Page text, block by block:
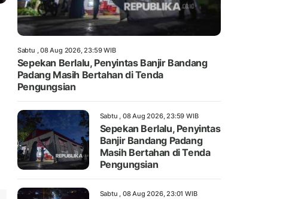
Sabtu , 08 Aug 2026, 23:59 WIB
Sepekan Berlalu, Penyintas Banjir Bandang
Padang Masih Bertahan di Tenda
Pengungsian
Sabtu , 08 Aug 2026, 23:59 WIB
Sepekan Berlalu, Penyintas
Banjir Bandang Padang
Masih Bertahan di Tenda
Pengungsian
Sabtu , 08 Aug 2026, 23:01 WIB